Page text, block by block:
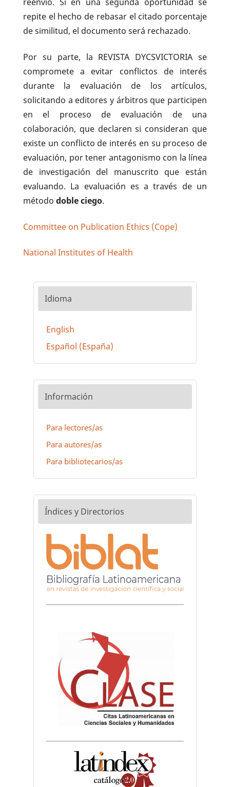
reenvío. Si en una segunda oportunidad se
repite el hecho de rebasar el citado porcentaje
de similitud, el documento será rechazado.
Por su parte, la REVISTA DYCSVICTORIA se
compromete a evitar conflictos de interés
durante la evaluación de los artículos,
solicitando a editores y árbitros que participen
en el proceso de evaluación de una
colaboración, que declaren si consideran que
existe un conflicto de interés en su proceso de
evaluación, por tener antagonismo con la línea
de investigación del manuscrito que están
evaluando. La evaluación es a través de un
método doble ciego.
Committee on Publication Ethics (Cope)
National Institutes of Health
Idioma
English
Español (España)
Información
Para lectores/as
Para autores/as
Para bibliotecarios/as
Índices y Directorios